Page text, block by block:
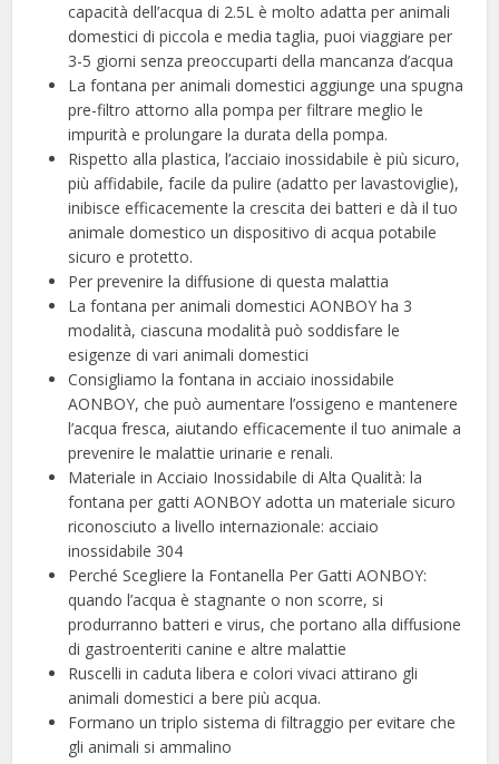
capacità dell’acqua di 2.5L è molto adatta per animali
domestici di piccola e media taglia, puoi viaggiare per
3-5 giorni senza preoccuparti della mancanza d’acqua
La fontana per animali domestici aggiunge una spugna
pre-filtro attorno alla pompa per filtrare meglio le
impurità e prolungare la durata della pompa.
Rispetto alla plastica, l’acciaio inossidabile è più sicuro,
più affidabile, facile da pulire (adatto per lavastoviglie),
inibisce efficacemente la crescita dei batteri e dà il tuo
animale domestico un dispositivo di acqua potabile
sicuro e protetto.
Per prevenire la diffusione di questa malattia
La fontana per animali domestici AONBOY ha 3
modalità, ciascuna modalità può soddisfare le
esigenze di vari animali domestici
Consigliamo la fontana in acciaio inossidabile
AONBOY, che può aumentare l’ossigeno e mantenere
l’acqua fresca, aiutando efficacemente il tuo animale a
prevenire le malattie urinarie e renali.
Materiale in Acciaio Inossidabile di Alta Qualità: la
fontana per gatti AONBOY adotta un materiale sicuro
riconosciuto a livello internazionale: acciaio
inossidabile 304
Perché Scegliere la Fontanella Per Gatti AONBOY:
quando l’acqua è stagnante o non scorre, si
produrranno batteri e virus, che portano alla diffusione
di gastroenteriti canine e altre malattie
Ruscelli in caduta libera e colori vivaci attirano gli
animali domestici a bere più acqua.
Formano un triplo sistema di filtraggio per evitare che
gli animali si ammalino